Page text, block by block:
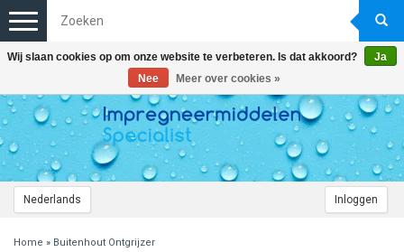
Nederlands Inloggen
Toggle
navigation
Home » Buitenhout Ontgrijzer
Wij slaan cookies op om onze website te verbeteren. Is dat akkoord?
Ja
Nee
Meer over cookies »